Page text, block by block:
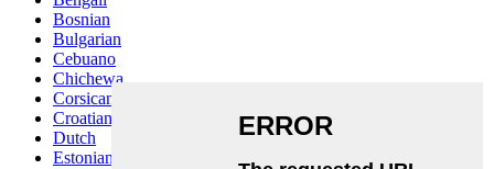
Bosnian
Bulgarian
Cebuano
Chichewa
Corsican
Croatian
Dutch
Estonian